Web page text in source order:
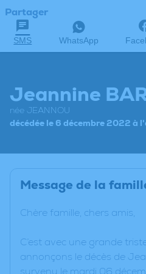
Partager
SMS WhatsApp
Jeannine
née JEANNOU
décédée le 6 décembre 2022 à
Message de la
Chère famille, chers amis,
C’est avec une grande
annonçons le décès de
survenu le mardi 06